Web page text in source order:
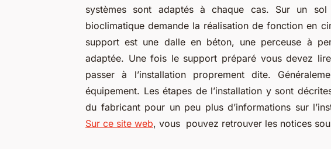
systèmes sont adaptés à chaque cas. Sur un sol
bioclimatique demande la réalisation de fonction en
support est une dalle en béton, une perceuse à
adaptée. Une fois le support préparé vous devez
passer à l’installation proprement dite.
équipement. Les étapes de l’installation y sont
du fabricant pour un peu plus d’informations sur
Sur ce site web, vous pouvez retrouver les notices